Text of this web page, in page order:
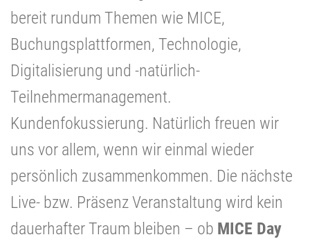
bereit rundum Themen wie MICE,
Buchungsplattformen, Technologie,
Digitalisierung und -natürlich-
Teilnehmermanagement.
Kundenfokussierung. Natürlich freuen wir
uns vor allem, wenn wir einmal wieder
persönlich zusammenkommen. Die nächste
Live- bzw. Präsenz Veranstaltung wird kein
dauerhafter Traum bleiben – ob MICE Day